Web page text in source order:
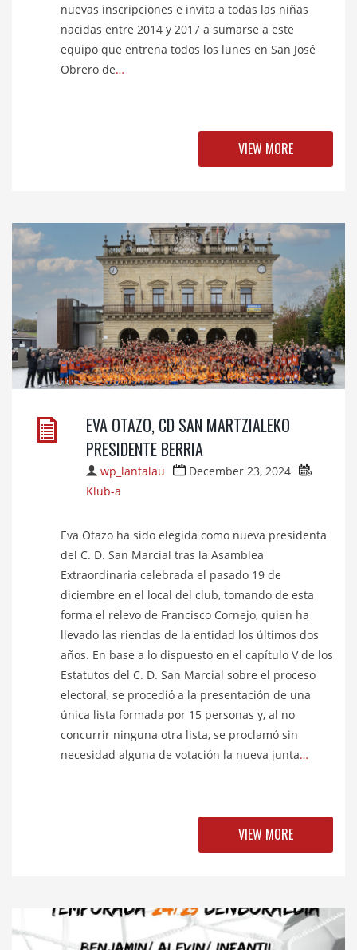
nuevas inscripciones e invita a todas las niñas
nacidas entre 2014 y 2017 a sumarse a este
equipo que entrena todos los lunes en San José
Obrero de…
VIEW MORE
EVA OTAZO, CD SAN MARTZIALEKO
PRESIDENTE BERRIA
wp_lantalau
December 23, 2024
Klub-a
Eva Otazo ha sido elegida como nueva presidenta
del C. D. San Marcial tras la Asamblea
Extraordinaria celebrada el pasado 19 de
diciembre en el local del club, tomando de esta
forma el relevo de Francisco Cornejo, quien ha
llevado las riendas de la entidad los últimos dos
años. En base a lo dispuesto en el capítulo V de los
Estatutos del C. D. San Marcial sobre el proceso
electoral, se procedió a la presentación de una
única lista formada por 15 personas y, al no
concurrir ninguna otra lista, se proclamó sin
necesidad alguna de votación la nueva junta…
VIEW MORE